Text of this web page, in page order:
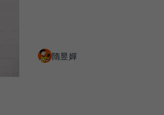
隋昱嬋